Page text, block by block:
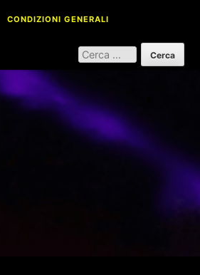
CONDIZIONI GENERALI
RICERCA
PER: